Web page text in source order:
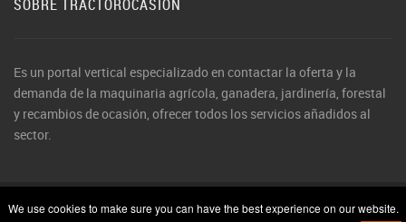
SOBRE TRACTOROCASIÓN
Es un portal vertical especializado en contactar la oferta y la
demanda de la maquinaria agrícola, ganadera, jardinería, forestal
y recambios de ocasión, ofrecer todos los servicios añadidos al
sector.
© 2026 TractorOcasión. Todos los derechos reservados
We use cookies to make sure you can have the best experience on our website.